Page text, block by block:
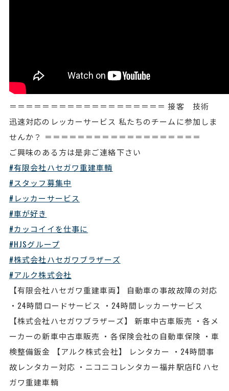
＝＝＝＝＝＝＝＝＝＝＝＝＝＝＝＝＝＝＝ 接客 技術
迅速対応のレッカーサービス 私たちのチームに参加しま
せんか？ ＝＝＝＝＝＝＝＝＝＝＝＝＝＝＝＝＝＝＝
ご興味のある方は是非ご連絡下さい
#有限会社ハセガワ重建車輌
#スタッフ募集中
#レッカーサービス
#車が好き
#カッコイイを仕事に
#HJSグループ
#株式会社ハセガワブラザーズ
#アルク株式会社
【有限会社ハセガワ重建車両】 自動車の事故故障の対応
・24時間ロードサービス ・24時間レッカーサービス
【株式会社ハセガワブラザーズ】 新車中古車販売 ・各メ
ーカーの新車中古車販売 ・各保険会社の自動車保険 ・車
検整備鈑金 【アルク株式会社】 レンタカー ・24時間事
故レンタカー対応 ・ニコニコレンタカー福井駅店FC ハセ
ガワ重建車輌